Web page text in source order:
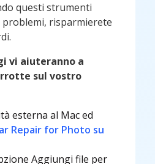
questi strumenti
risparmierete
vi aiuteranno a
sul vostro
esterna al Mac ed
Repair for Photo su
Aggiungi file per